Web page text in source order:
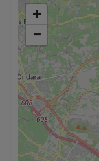
+
−